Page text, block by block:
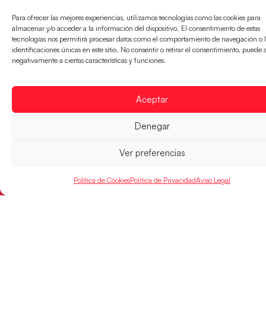
Para ofrecer las mejores experiencias, utilizamos tecnologías como las cookies para
almacenar y/o acceder a la información del dispositivo. El consentimiento de estas
tecnologías nos permitirá procesar datos como el comportamiento de navegación o
identificaciones únicas en este sitio. No consentir o retirar el consentimiento, puede
negativamente a ciertas características y funciones.
Aceptar
Denegar
Ver preferencias
Política de CookiesPolítica de PrivacidadAviso Legal
SELECCIONES
Hispanos
Guerreras
Hispanos Arena
ACCESO
DIRECTO
Competiciones
Nanobalonmano
Tienda
LEGAL
Política de
Privacidad
Mapa Web
CONTACTO
SÍGUENOS
FINANCIADO